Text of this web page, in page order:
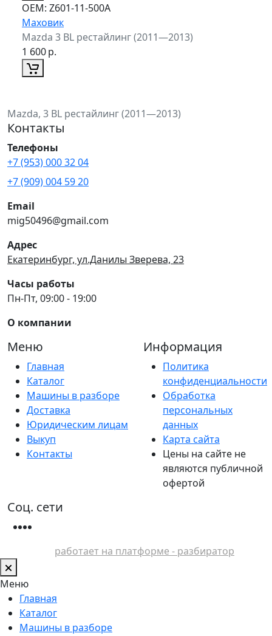
ОЕМ: Z601-11-500A
Маховик
Mazda 3 BL рестайлинг (2011—2013)
1 600р.
Mazda, 3 BL рестайлинг (2011—2013)
Контакты
Телефоны
+7 (953) 000 32 04
+7 (909) 004 59 20
Email
mig50496@gmail.com
Адрес
Екатеринбург, ул.Данилы Зверева, 23
Часы работы
Пн-Пт, 09:00 - 19:00
О компании
Меню
Главная
Каталог
Машины в разборе
Доставка
Юридическим лицам
Выкуп
Контакты
Информация
Политика
конфиденциальности
Обработка
персональных
данных
Карта сайта
Цены на сайте не
являются публичной
офертой
Соц. сети
работает на платформе - разбиратор
Меню
Главная
Каталог
Машины в разборе